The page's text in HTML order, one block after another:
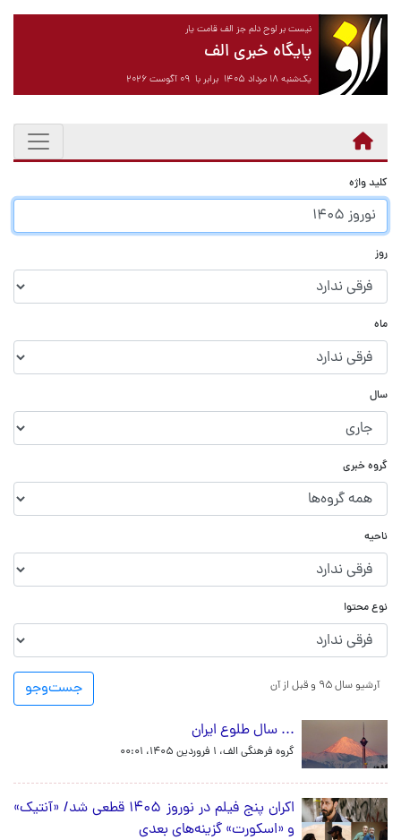
نیست بر لوح دلم جز الف قامت یار
پایگاه خبری الف
یک‌شنبه ۱۸ مرداد ۱۴۰۵ برابر با ۰۹ آگوست ۲۰۲۶
کلید واژه
روز
ماه
سال
گروه خبری
ناحیه
نوع محتوا
جست‌و‌جو آرشیو سال ۹۵ و قبل از آن
... سال طلوع ایران
گروه فرهنگی الف، ۱ فروردین ۱۴۰۵، ۰۰:۰۱
اکران پنج فیلم در نوروز ۱۴۰۵ قطعی شد/ «آنتیک»
و «اسکورت» گزینه‌های بعدی